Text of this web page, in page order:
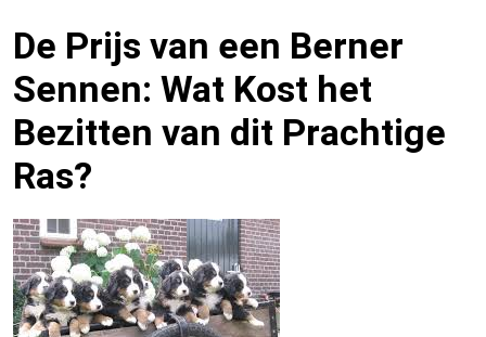
De Prijs van een Berner
Sennen: Wat Kost het
Bezitten van dit Prachtige
Ras?